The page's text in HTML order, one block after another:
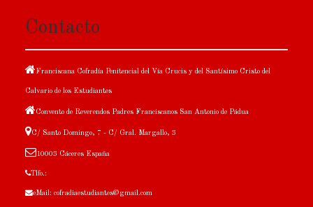
Contacto
Franciscana Cofradía Penitencial del Vía Crucis y del Santísimo Cristo del
Calvario de los Estudiantes
Convento de Reverendos Padres Franciscanos San Antonio de Pádua
C/ Santo Domingo, 7 - C/ Gral. Margallo, 3
10003 Cáceres España
Tlfo.:
eMail: cofradiaestudiantes@gmail.com